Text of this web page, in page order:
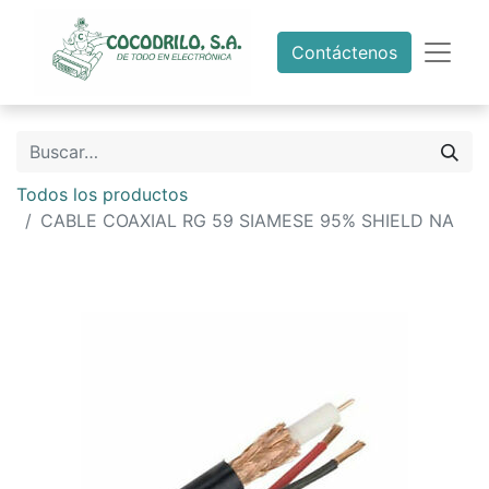
Contáctenos
Todos los productos
CABLE COAXIAL RG 59 SIAMESE 95% SHIELD NA